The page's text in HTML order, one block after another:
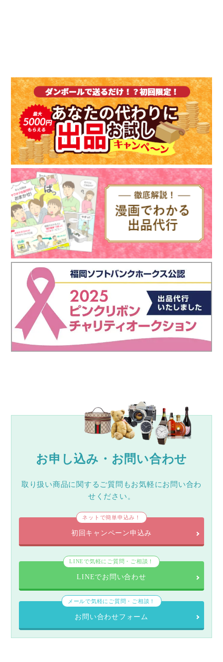
お申し込み・お問い合わせ
取り扱い商品に関するご質問もお気軽にお問い合わ
せください。
ネットで簡単申込み！
初回キャンペーン申込み
LINEで気軽にご質問・ご相談！
LINEでお問い合わせ
メールで気軽にご質問・ご相談！
お問い合わせフォーム